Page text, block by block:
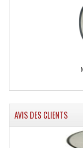
Flight
AVIS DES CLIENTS